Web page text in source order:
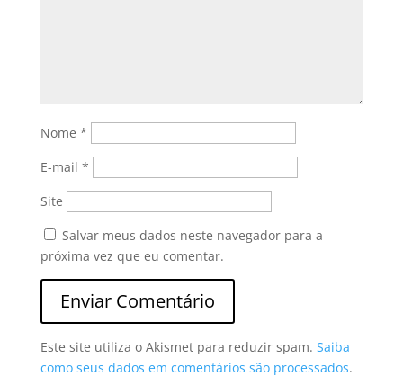
Nome *
E-mail *
Site
Salvar meus dados neste navegador para a
próxima vez que eu comentar.
Este site utiliza o Akismet para reduzir spam. Saiba
como seus dados em comentários são processados.